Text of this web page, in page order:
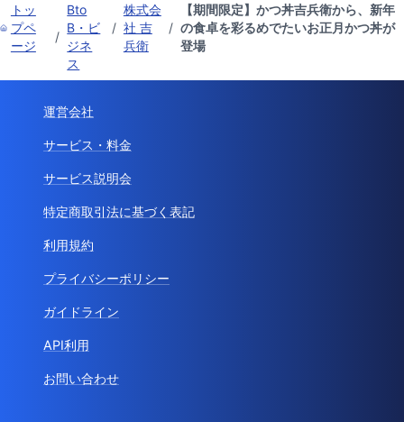
トッ
プペ
ージ
/
Bto
B・ビ
ジネ
ス
/
株式会
社 吉
兵衛
/
【期間限定】かつ丼吉兵衛から、新年
の食卓を彩るめでたいお正月かつ丼が
登場
運営会社
サービス・料金
サービス説明会
特定商取引法に基づく表記
利用規約
プライバシーポリシー
ガイドライン
API利用
お問い合わせ